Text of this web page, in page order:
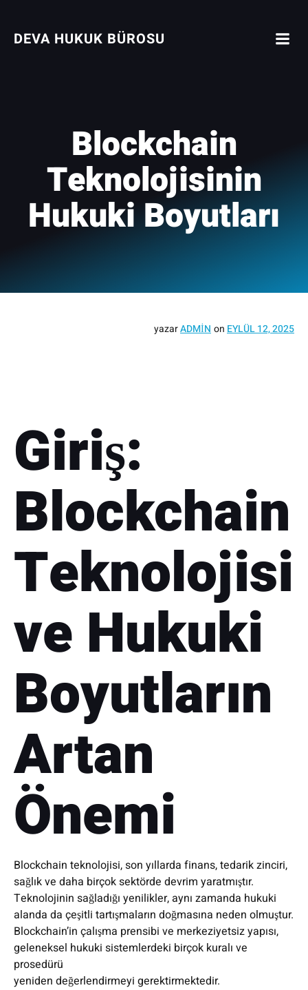
DEVA HUKUK BÜROSU
Blockchain
Teknolojisinin
Hukuki Boyutları
yazarADMIN on EYLÜL 12, 2025
Giriş:
Blockchain
Teknolojisi
ve Hukuki
Boyutların
Artan
Önemi
Blockchain teknolojisi, son yıllarda finans, tedarik zinciri,
sağlık ve daha birçok sektörde devrim yaratmıştır.
Teknolojinin sağladığı yenilikler, aynı zamanda hukuki
alanda da çeşitli tartışmaların doğmasına neden olmuştur.
Blockchain’in çalışma prensibi ve merkeziyetsiz yapısı,
geleneksel hukuki sistemlerdeki birçok kuralı ve
prosedürü
yeniden değerlendirmeyi gerektirmektedir.